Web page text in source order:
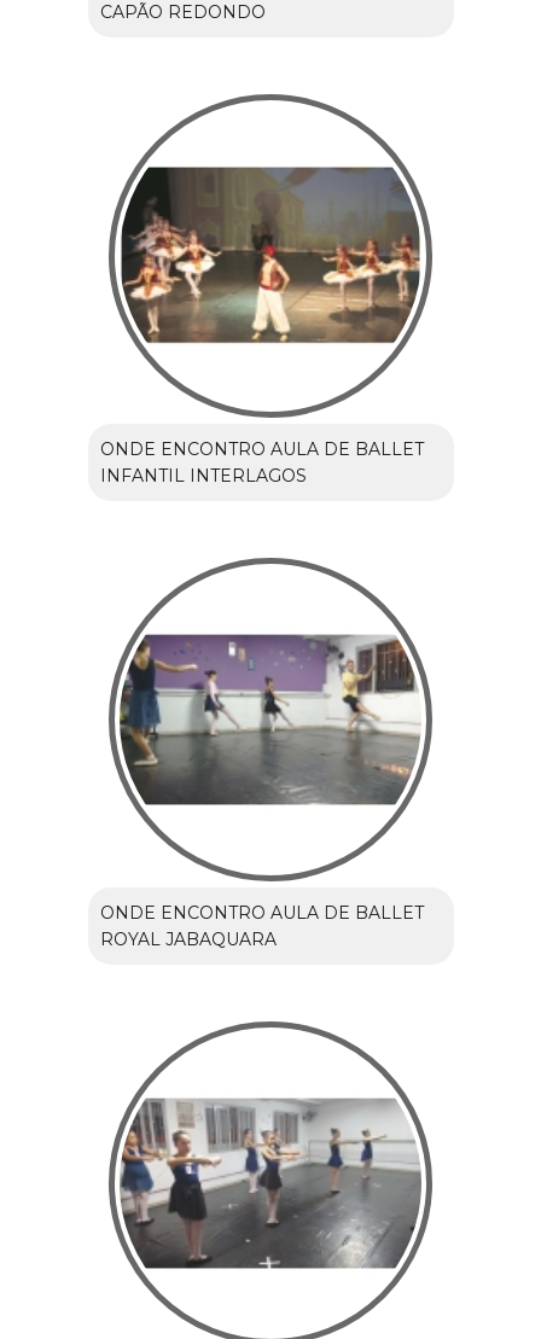
CAPÃO REDONDO
ONDE ENCONTRO AULA DE BALLET
INFANTIL INTERLAGOS
ONDE ENCONTRO AULA DE BALLET
ROYAL JABAQUARA